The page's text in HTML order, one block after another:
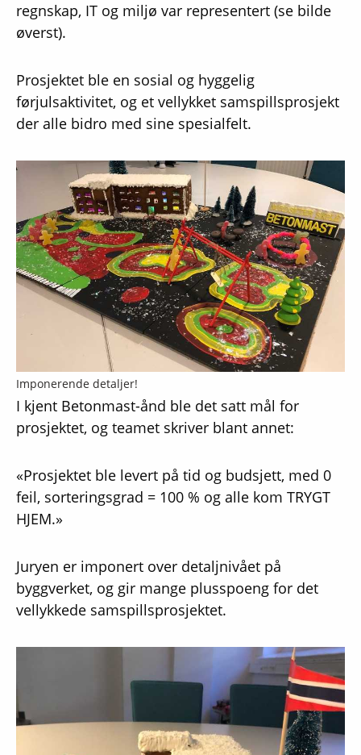
regnskap, IT og miljø var representert (se bilde
øverst).
Prosjektet ble en sosial og hyggelig
førjulsaktivitet, og et vellykket samspillsprosjekt
der alle bidro med sine spesialfelt.
Imponerende detaljer!
I kjent Betonmast-ånd ble det satt mål for
prosjektet, og teamet skriver blant annet:
«Prosjektet ble levert på tid og budsjett, med 0
feil, sorteringsgrad = 100 % og alle kom TRYGT
HJEM.»
Juryen er imponert over detaljnivået på
byggverket, og gir mange plusspoeng for det
vellykkede samspillsprosjektet.